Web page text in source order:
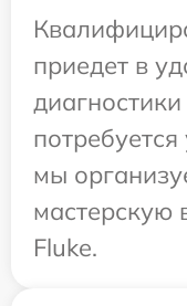
приедет в
мы
мастерскую
Fluke.